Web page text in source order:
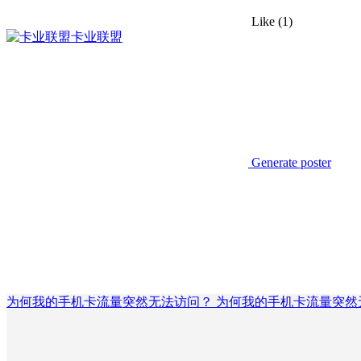
Like (1)
卡业联盟
Generate poster
为何我的手机卡流量突然无法访问？ 为何我的手机卡流量突